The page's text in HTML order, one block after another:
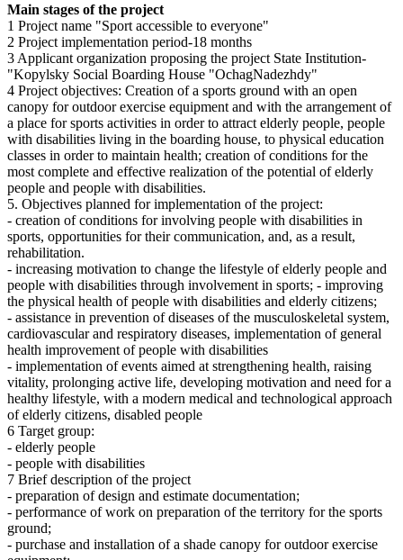
Main stages of the project
1 Project name "Sport accessible to everyone"
2 Project implementation period-18 months
3 Applicant organization proposing the project State Institution-
"Kopylsky Social Boarding House "OchagNadezhdy"
4 Project objectives: Creation of a sports ground with an open
canopy for outdoor exercise equipment and with the arrangement of
a place for sports activities in order to attract elderly people, people
with disabilities living in the boarding house, to physical education
classes in order to maintain health; creation of conditions for the
most complete and effective realization of the potential of elderly
people and people with disabilities.
5. Objectives planned for implementation of the project:
- creation of conditions for involving people with disabilities in
sports, opportunities for their communication, and, as a result,
rehabilitation.
- increasing motivation to change the lifestyle of elderly people and
people with disabilities through involvement in sports; - improving
the physical health of people with disabilities and elderly citizens;
- assistance in prevention of diseases of the musculoskeletal system,
cardiovascular and respiratory diseases, implementation of general
health improvement of people with disabilities
- implementation of events aimed at strengthening health, raising
vitality, prolonging active life, developing motivation and need for a
healthy lifestyle, with a modern medical and technological approach
of elderly citizens, disabled people
6 Target group:
- elderly people
- people with disabilities
7 Brief description of the project
- preparation of design and estimate documentation;
- performance of work on preparation of the territory for the sports
ground;
- purchase and installation of a shade canopy for outdoor exercise